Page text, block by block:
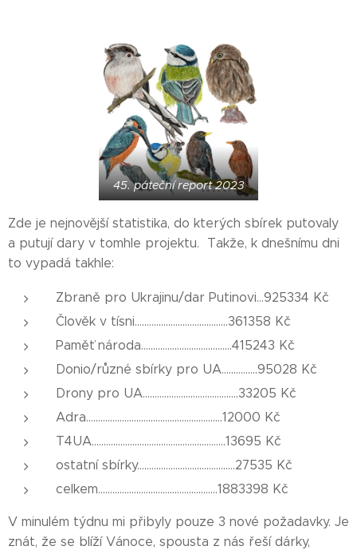
45. páteční report 2023
Zde je nejnovější statistika, do kterých sbírek putovaly
a putují dary v tomhle projektu. Takže, k dnešnímu dni
to vypadá takhle:
Zbraně pro Ukrajinu/dar Putinovi...925334 Kč
Člověk v tísni.......................................361358 Kč
Paměť národa......................................415243 Kč
Donio/různé sbírky pro UA...............95028 Kč
Drony pro UA........................................33205 Kč
Adra.........................................................12000 Kč
T4UA........................................................13695 Kč
ostatní sbírky.........................................27535 Kč
celkem..................................................1883398 Kč
V minulém týdnu mi přibyly pouze 3 nové požadavky. Je
znát, že se blíží Vánoce, spousta z nás řeší dárky,